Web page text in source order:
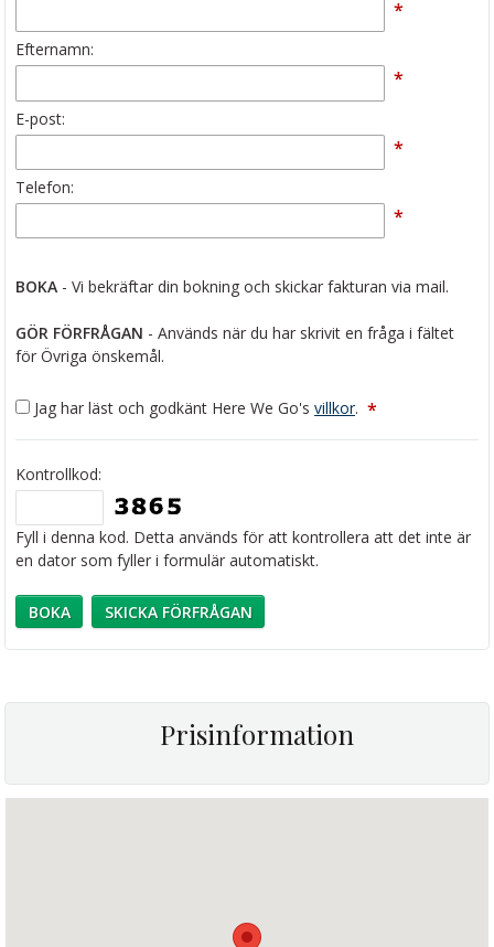
*
Efternamn:
*
E-post:
*
Telefon:
*
BOKA - Vi bekräftar din bokning och skickar fakturan via mail.
GÖR FÖRFRÅGAN - Används när du har skrivit en fråga i fältet
för Övriga önskemål.
Jag har läst och godkänt Here We Go's villkor. *
Kontrollkod:
Fyll i denna kod. Detta används för att kontrollera att det inte är
en dator som fyller i formulär automatiskt.
Prisinformation